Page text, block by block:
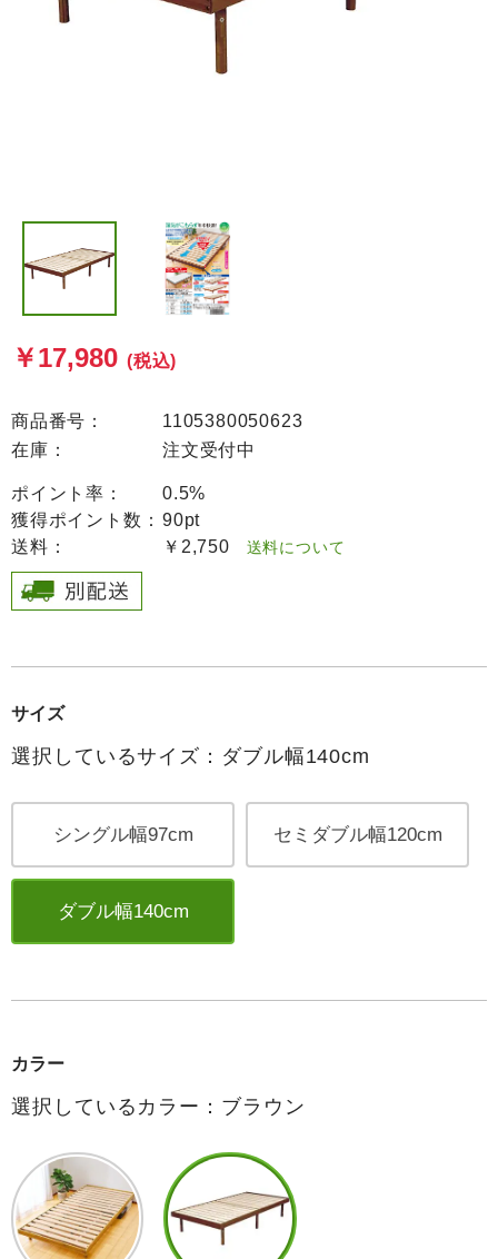
￥17,980 (税込)
商品番号：
1105380050623
在庫：
注文受付中
ポイント率：
0.5%
獲得ポイント数： 90pt
送料：
￥2,750 送料について
サイズ
選択しているサイズ：ダブル幅140cm
シングル幅97cm セミダブル幅120cm
ダブル幅140cm
カラー
選択しているカラー：ブラウン